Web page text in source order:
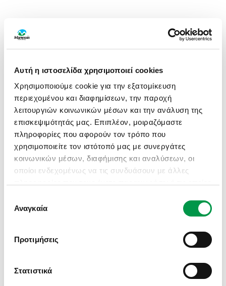
Αυτή η ιστοσελίδα χρησιμοποιεί cookies
Χρησιμοποιούμε cookie για την εξατομίκευση
περιεχομένου και διαφημίσεων, την παροχή
λειτουργιών κοινωνικών μέσων και την ανάλυση της
επισκεψιμότητάς μας. Επιπλέον, μοιραζόμαστε
πληροφορίες που αφορούν τον τρόπο που
χρησιμοποιείτε τον ιστότοπό μας με συνεργάτες
κοινωνικών μέσων, διαφήμισης και αναλύσεων, οι
οποίοι ενδεχομένως να τις συνδυάσουν με άλλες
χρήση των υπηρεσιών τους.
συγκατάθεσης
Αναγκαία
Προτιμήσεις
Στατιστικά
APPLICATION ERROR: A CLIENT-SIDE EXCEPTION HAS